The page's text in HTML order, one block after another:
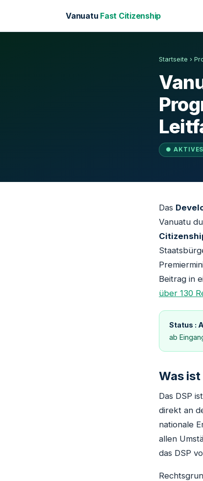
Vanuatu Fast Citizenship
Startseite ›
●
Das
Vanuatu
Beitrag in
über 130
Status :
ab
Was ist
Das DSP
direkt an
nationale
allen
das DSP